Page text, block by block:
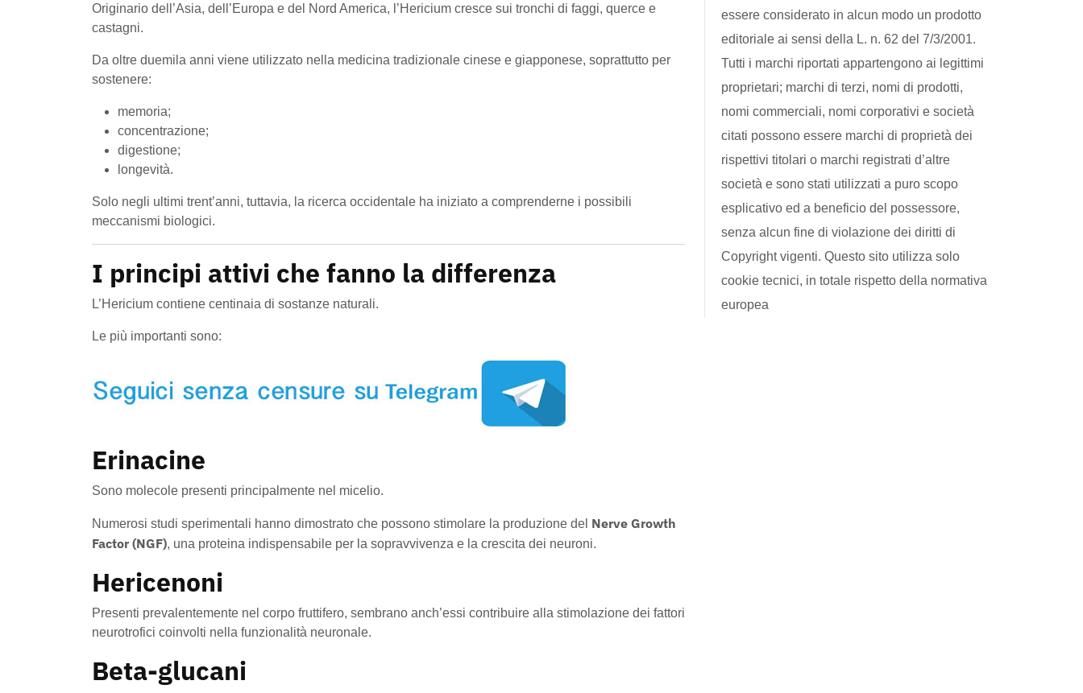
Originario dell’Asia, dell’Europa e del Nord America, l’Hericium cresce sui tronchi di faggi, querce e
castagni.
Da oltre duemila anni viene utilizzato nella medicina tradizionale cinese e giapponese, soprattutto per
sostenere:
memoria;
concentrazione;
digestione;
longevità.
Solo negli ultimi trent’anni, tuttavia, la ricerca occidentale ha iniziato a comprenderne i possibili
meccanismi biologici.
I principi attivi che fanno la differenza
L’Hericium contiene centinaia di sostanze naturali.
Le più importanti sono:
Erinacine
Sono molecole presenti principalmente nel micelio.
Numerosi studi sperimentali hanno dimostrato che possono stimolare la produzione del Nerve Growth
Factor (NGF), una proteina indispensabile per la sopravvivenza e la crescita dei neuroni.
Hericenoni
Presenti prevalentemente nel corpo fruttifero, sembrano anch’essi contribuire alla stimolazione dei fattori
neurotrofici coinvolti nella funzionalità neuronale.
Beta-glucani
essere considerato in alcun modo un prodotto
editoriale ai sensi della L. n. 62 del 7/3/2001.
Tutti i marchi riportati appartengono ai legittimi
proprietari; marchi di terzi, nomi di prodotti,
nomi commerciali, nomi corporativi e società
citati possono essere marchi di proprietà dei
rispettivi titolari o marchi registrati d’altre
società e sono stati utilizzati a puro scopo
esplicativo ed a beneficio del possessore,
senza alcun fine di violazione dei diritti di
Copyright vigenti. Questo sito utilizza solo
cookie tecnici, in totale rispetto della normativa
europea